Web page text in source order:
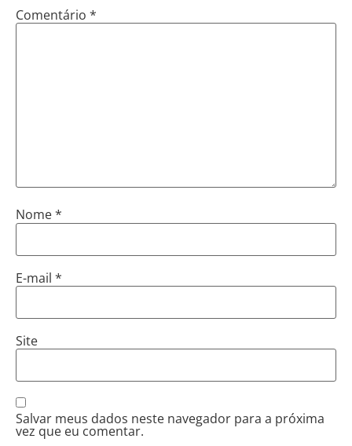
Comentário *
Nome*
E-mail *
Site
Salvar meus dados neste navegador para a próxima
vez que eu comentar.